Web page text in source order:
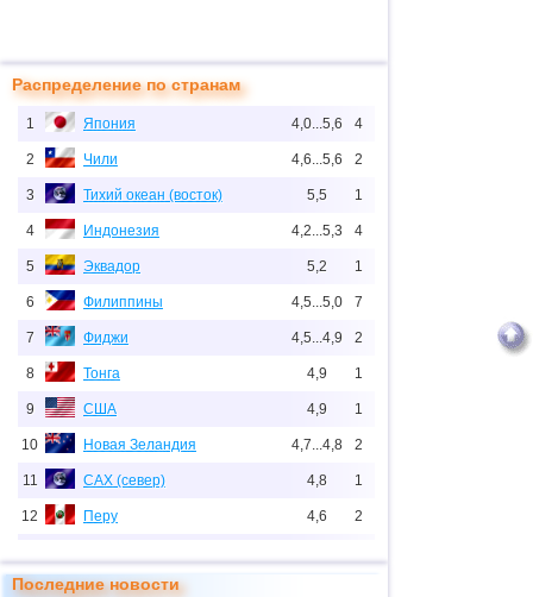
Распределение по странам
1 Япония 4,0...5,6 4
2 Чили 4,6...5,6 2
3 Тихий океан (восток) 5,5 1
4 Индонезия 4,2...5,3 4
5 Эквадор 5,2 1
6 Филиппины 4,5...5,0 7
7 Фиджи 4,5...4,9 2
8 Тонга 4,9 1
9 США 4,9 1
10 Новая Зеландия 4,7...4,8 2
11 САХ (север) 4,8 1
12 Перу 4,6 2
14 Эфиопия
Последние новости